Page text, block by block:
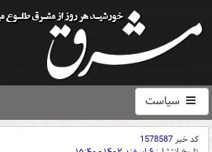
سیاست
کد خبر1578587